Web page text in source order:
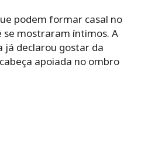
podem formar casal no
se mostraram íntimos. A
já declarou gostar da
apoiada no ombro